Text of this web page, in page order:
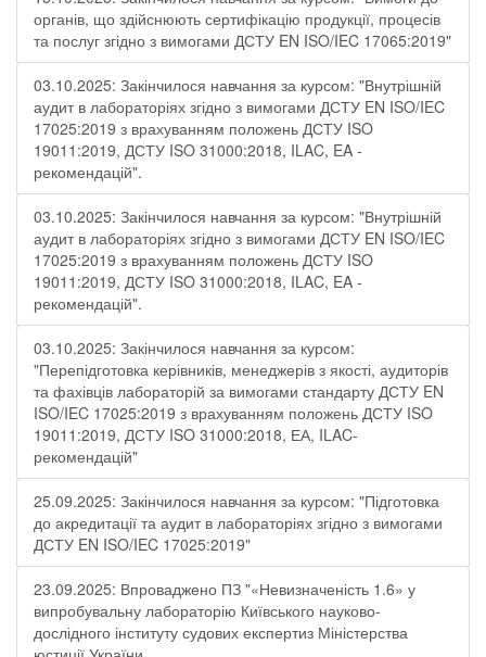
органів, що здійснюють сертифікацію продукції, процесів
та послуг згідно з вимогами ДСТУ EN ISO/IEC 17065:2019"
03.10.2025: Закінчилося навчання за курсом: "Внутрішній
аудит в лабораторіях згідно з вимогами ДСТУ EN ISO/IEC
17025:2019 з врахуванням положень ДСТУ ISO
19011:2019, ДСТУ ISO 31000:2018, ILAC, EA -
рекомендацій".
03.10.2025: Закінчилося навчання за курсом: "Внутрішній
аудит в лабораторіях згідно з вимогами ДСТУ EN ISO/IEC
17025:2019 з врахуванням положень ДСТУ ISO
19011:2019, ДСТУ ISO 31000:2018, ILAC, EA -
рекомендацій".
03.10.2025: Закінчилося навчання за курсом:
"Перепідготовка керівників, менеджерів з якості, аудиторів
та фахівців лабораторій за вимогами стандарту ДСТУ EN
ISO/IEC 17025:2019 з врахуванням положень ДСТУ ISO
19011:2019, ДСТУ ISO 31000:2018, ЕА, ILAC-
рекомендацій"
25.09.2025: Закінчилося навчання за курсом: "Підготовка
до акредитації та аудит в лабораторіях згідно з вимогами
ДСТУ EN ISO/IEC 17025:2019"
23.09.2025: Впроваджено ПЗ "«Невизначеність 1.6» у
випробувальну лабораторію Київського науково-
дослідного інституту судових експертиз Міністерства